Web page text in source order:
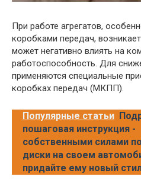
При работе агрегатов,
коробками передач,
может негативно влиять на
работоспособность. Для
применяются специальные
коробках передач (МКПП).
Популярные статьи
пошаговая инструкция -
собственными силами
диски на своем
придайте ему новый